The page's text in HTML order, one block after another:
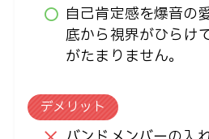
自己肯定感を爆音の
底から視界がひらけ
がたまりません。
デメリット